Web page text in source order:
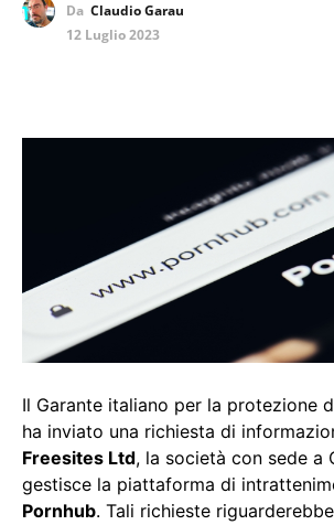
Da Claudio Garau
12 Luglio 2023
Il Garante italiano per la protezione
ha inviato una richiesta di
Freesites Ltd, la società con sede a
gestisce la piattaforma di
Pornhub. Tali richieste